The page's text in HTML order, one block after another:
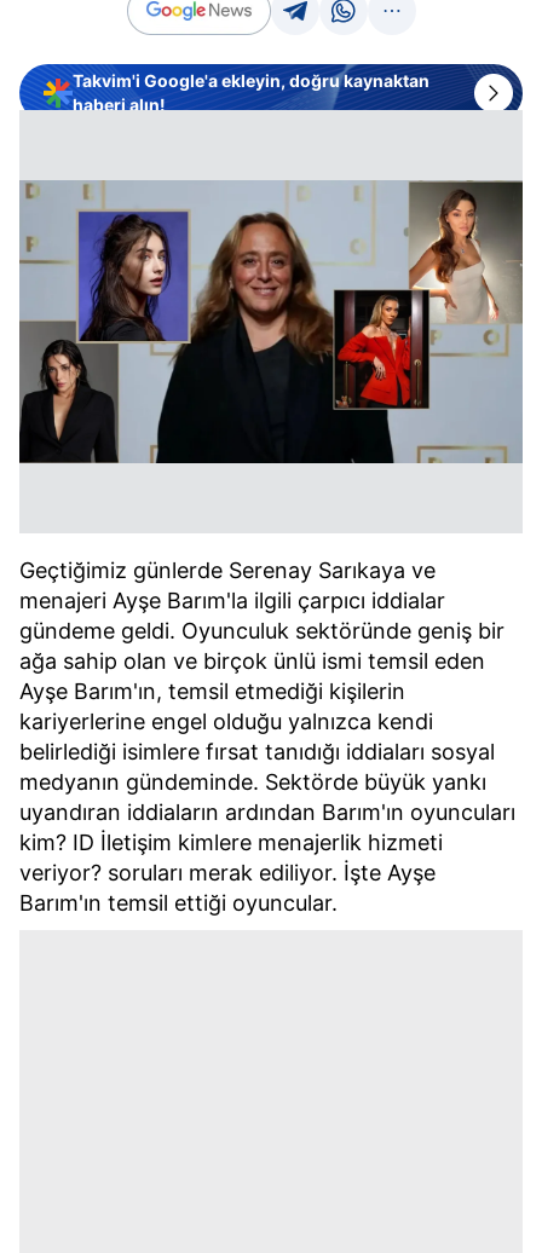
Takvim'i Google'a ekleyin, doğru kaynaktan
haberi alın!
Geçtiğimiz günlerde Serenay Sarıkaya ve
menajeri Ayşe Barım'la ilgili çarpıcı iddialar
gündeme geldi. Oyunculuk sektöründe geniş bir
ağa sahip olan ve birçok ünlü ismi temsil eden
Ayşe Barım'ın, temsil etmediği kişilerin
kariyerlerine engel olduğu yalnızca kendi
belirlediği isimlere fırsat tanıdığı iddiaları sosyal
medyanın gündeminde. Sektörde büyük yankı
uyandıran iddiaların ardından Barım'ın oyuncuları
kim? ID İletişim kimlere menajerlik hizmeti
veriyor? soruları merak ediliyor. İşte Ayşe
Barım'ın temsil ettiği oyuncular.